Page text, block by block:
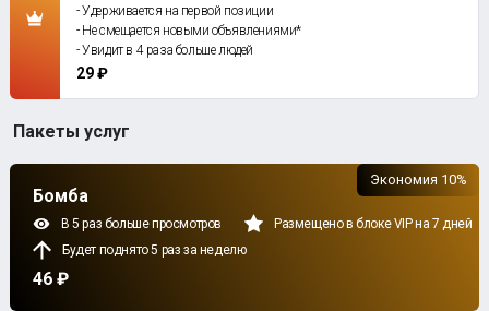
- Удерживается на первой позиции
- Не смещается новыми объявлениями*
- Увидит в 4 раза больше людей
29 ₽
Пакеты услуг
Бомба
В 5 раз больше просмотров
Размещено в блоке VIP на 7 дней
Будет поднято 5 раз за неделю
46 ₽
Экономия 10%